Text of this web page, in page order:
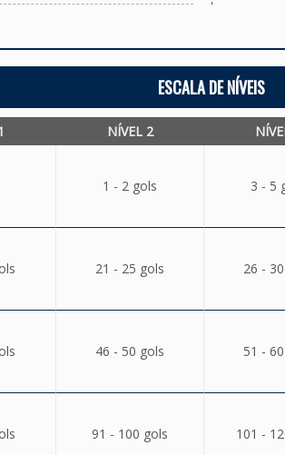
ESCALA DE NÍVEIS
NÍVEL 2
1 - 2 gols 3 - 5
21 - 25 gols 26 -
46 - 50 gols 51 -
91 - 100 gols 101 -